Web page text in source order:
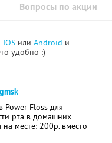
Вопросы по акции
IOS или Android и
удобно :)
Power Floss для
рта в домашних
месте: 200р. вместо